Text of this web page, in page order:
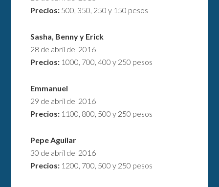
Precios: 500, 350, 250 y 150 pesos
Sasha, Benny y Erick
28 de abril del 2016
Precios: 1000, 700, 400 y 250 pesos
Emmanuel
29 de abril del 2016
Precios: 1100, 800, 500 y 250 pesos
Pepe Aguilar
30 de abril del 2016
Precios: 1200, 700, 500 y 250 pesos